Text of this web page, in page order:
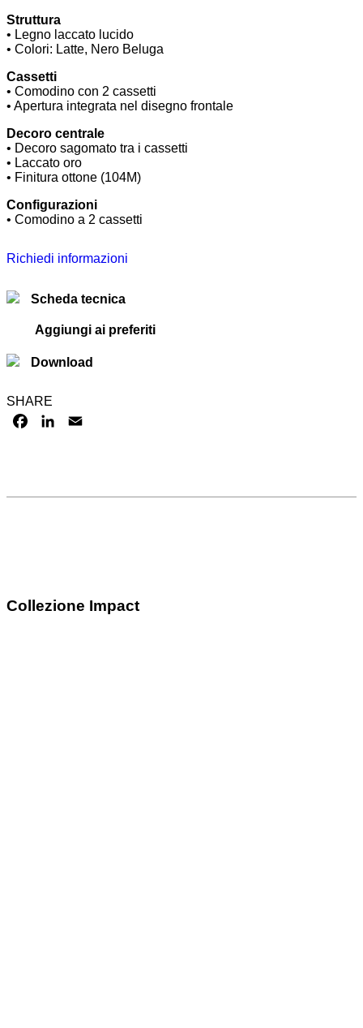
Struttura
• Legno laccato lucido
• Colori: Latte, Nero Beluga
Cassetti
• Comodino con 2 cassetti
• Apertura integrata nel disegno frontale
Decoro centrale
• Decoro sagomato tra i cassetti
• Laccato oro
• Finitura ottone (104M)
Configurazioni
• Comodino a 2 cassetti
Richiedi informazioni
Scheda tecnica
Aggiungi ai preferiti
Download
SHARE
FACEBOOK
LINKEDIN
Collezione Impact